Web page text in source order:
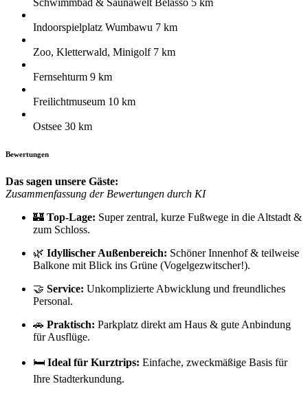
Indoorspielplatz Wumbawu 7 km
Zoo, Kletterwald, Minigolf 7 km
Fernsehturm 9 km
Freilichtmuseum 10 km
Ostsee 30 km
Bewertungen
Das sagen unsere Gäste:
Zusammenfassung der Bewertungen durch KI
🏰 Top-Lage: Super zentral, kurze Fußwege in die Altstadt &
zum Schloss.
🌿 Idyllischer Außenbereich: Schöner Innenhof & teilweise
Balkone mit Blick ins Grüne (Vogelgezwitscher!).
🤝 Service: Unkomplizierte Abwicklung und freundliches
Personal.
🚗 Praktisch: Parkplatz direkt am Haus & gute Anbindung
für Ausflüge.
🛏️ Ideal für Kurztrips: Einfache, zweckmäßige Basis für
Ihre Stadterkundung.